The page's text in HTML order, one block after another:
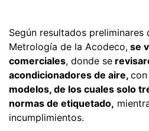
Según resultados
Metrología de la Acodeco, se
comerciales, donde se
acondicionadores de aire,
modelos, de los cuales solo
normas de etiquetado,
incumplimientos.